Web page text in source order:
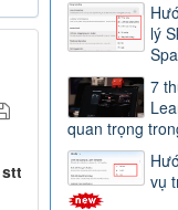
stt
lý
7
quan trọng
vụ